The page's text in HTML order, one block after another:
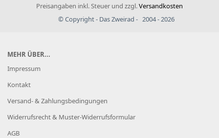
Preisangaben inkl. Steuer und zzgl.Versandkosten
© Copyright - Das Zweirad - 2004 - 2026
MEHR ÜBER...
Impressum
Kontakt
Versand- & Zahlungsbedingungen
Widerrufsrecht & Muster-Widerrufsformular
AGB